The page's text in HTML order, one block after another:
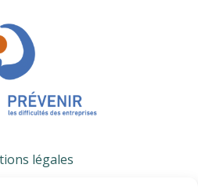
légales